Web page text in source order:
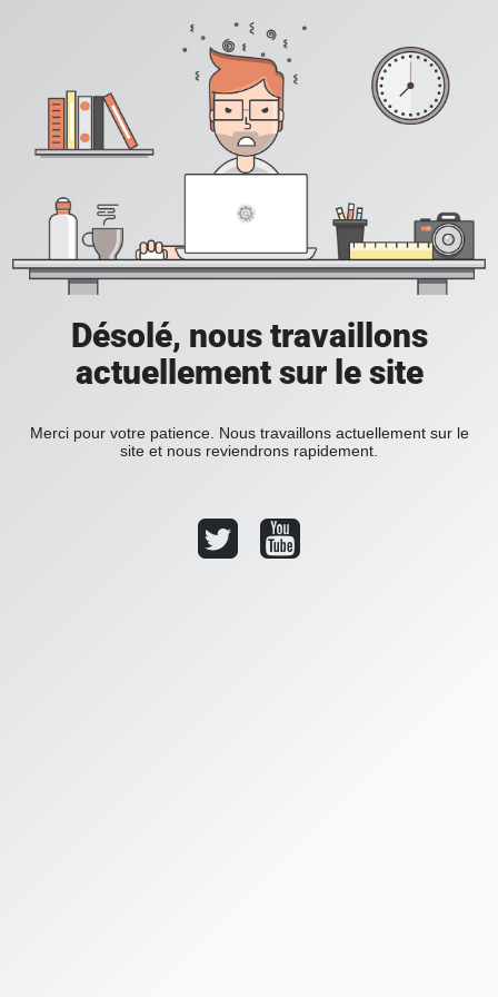
Désolé, nous travaillons
actuellement sur le site
Merci pour votre patience. Nous travaillons actuellement sur le
site et nous reviendrons rapidement.